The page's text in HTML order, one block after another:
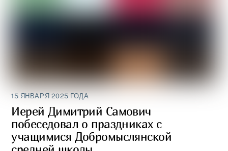
15 ЯНВАРЯ 2025 ГОДА
Иерей Димитрий Самович
побеседовал о праздниках с
учащимися Добромыслянской